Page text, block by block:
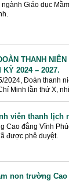
Giáo dục
THANH
KỲ 2024 – 2027.
2024, Đoàn thanh
Minh lần thứ X,
viên thanh lịch
Cao đẳng Vĩnh
được phê duyệt.
non trường